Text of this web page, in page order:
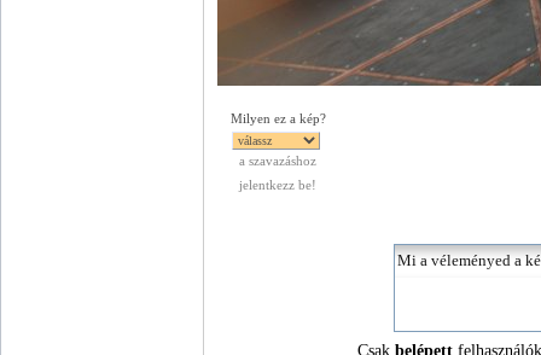
Milyen ez a kép?
a szavazáshoz
jelentkezz be!
Csakbelépett